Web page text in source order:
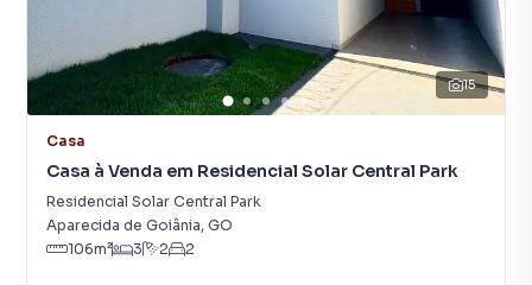
15
Casa
Casa à Venda em Residencial Solar Central Park
Residencial Solar Central Park
Aparecida de Goiânia, GO
106m² 3 2 2